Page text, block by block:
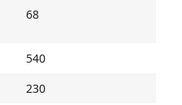
68
540
230